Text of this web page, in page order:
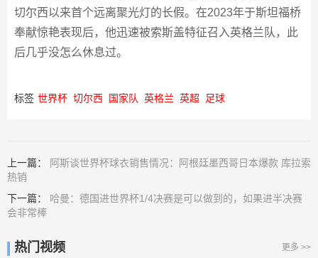
切尔西以来首个远离聚光灯的长假。在2023年于斯坦福桥
奉献惊艳表现后，他迅速被索斯盖特征召入英格兰队，此
后几乎没怎么休息过。
标签 世界杯 切尔西 国家队 英格兰 英超 足球
上一篇：
阿斯谈世界杯球衣销售情况：阿根廷墨西哥日本爆款 库拉索
热销
下一篇： 哈曼：德国进世界杯1/4决赛是可以做到的，如果进半决赛
会非常棒
热门视频 更多 >>